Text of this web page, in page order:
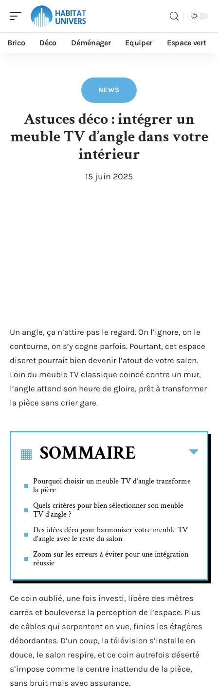
Brico Déco Déménager Equiper Espace vert
NEWS
Astuces déco : intégrer un
meuble TV d’angle dans votre
intérieur
15 juin 2025
Un angle, ça n’attire pas le regard. On l’ignore, on le
contourne, on s’y cogne parfois. Pourtant, cet espace
discret pourrait bien devenir l’atout de votre salon.
Loin du meuble TV classique coincé contre un mur,
l’angle attend son heure de gloire, prêt à transformer
la pièce sans crier gare.
SOMMAIRE
Pourquoi choisir un meuble TV d’angle transforme
la pièce
Quels critères pour bien sélectionner son meuble
TV d’angle ?
Des idées déco pour harmoniser votre meuble TV
d’angle avec le reste du salon
Zoom sur les erreurs à éviter pour une intégration
réussie
Ce coin oublié, une fois investi, libère des mètres
carrés et bouleverse la perception de l’espace. Plus
de câbles qui serpentent en vue, finies les étagères
débordantes. D’un coup, la télévision s’installe en
douce, le salon respire, et ce coin autrefois déserté
s’impose comme le centre inattendu de la pièce,
sans bruit mais avec assurance.